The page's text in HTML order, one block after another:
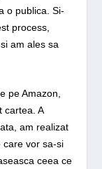
o publica. Si-
process,
am ales sa
pe Amazon,
cartea. A
am realizat
care vor sa-si
ceea ce